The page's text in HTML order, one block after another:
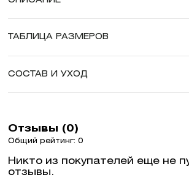
ТАБЛИЦА РАЗМЕРОВ
СОСТАВ И УХОД
Отзывы (0)
Общий рейтинг: 0
Никто из покупателей еще не
отзывы.